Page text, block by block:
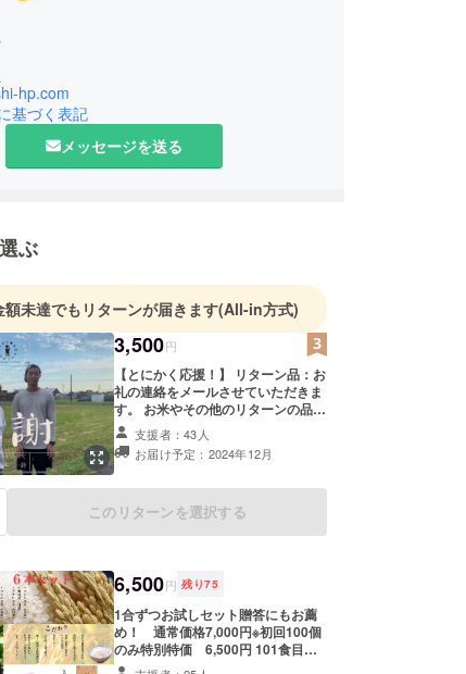
卵かけごはん。
ーリングキャンプ。若い頃はスキーやテニ
ど、アウトドアレジャーが大好きでした。今
米作りを始めてから、やる時間がなくなって
（認定番号0200223号）
イプ。だからこそ無農薬無肥料の米作りにも
れた「一詩」という名前が好きで、すごく感
その一方、名前のままロマンチストで、のめ
、周囲からよく言われます（苦笑）。
る以前から、自然が好きでビオトープなどに
hp.com
基づく表記
メッセージを送る
ぶ
額未達でもリターンが届きます(All-in方式)
3,500円
【とにかく応援！】 リターン品：お
礼の連絡をメールさせていただきま
す。 お米やその他のリターンの品は
要らないけど、 とにかく私たちを応
援してくださる方は、こちらからご
支援お願いします ご支援、応援いた
画像も添付し送らせていただきま
支援者：43人
お届け予定：2024年12月
このリターンを選択する
6,500円 残り75
1合ずつお試しセット贈答にもお薦
め！ 通常価格7,000円※初回100個
のみ特別特価 6,500円 101食目は
7,000円となります 内容 ・コシヒカ